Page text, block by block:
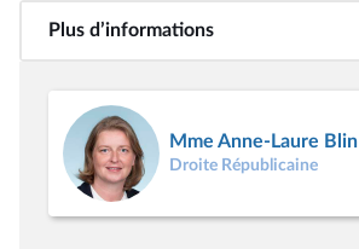
Plus d’informations
Mme Anne-Laure Blin
Droite Républicaine